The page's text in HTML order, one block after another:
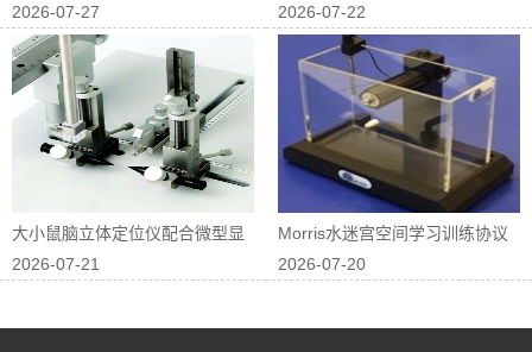
噪...
2026-07-27
神经回路因果...
2026-07-22
大小鼠脑立体定位仪配合微型显
微镜进行在体...
2026-07-21
Morris水迷宫空间学习训练协议
优化
2026-07-20